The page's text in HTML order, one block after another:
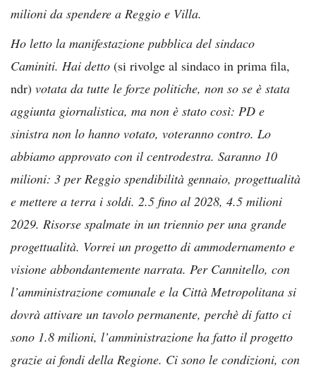
milioni da spendere a Reggio e Villa.
Ho letto la manifestazione pubblica del sindaco
Caminiti. Hai detto (si rivolge al sindaco in prima fila,
ndr) votata da tutte le forze politiche, non so se è stata
aggiunta giornalistica, ma non è stato così: PD e
sinistra non lo hanno votato, voteranno contro. Lo
abbiamo approvato con il centrodestra. Saranno 10
milioni: 3 per Reggio spendibilità gennaio, progettualità
e mettere a terra i soldi. 2.5 fino al 2028, 4.5 milioni
2029. Risorse spalmate in un triennio per una grande
progettualità. Vorrei un progetto di ammodernamento e
visione abbondantemente narrata. Per Cannitello, con
l’amministrazione comunale e la Città Metropolitana si
dovrà attivare un tavolo permanente, perchè di fatto ci
sono 1.8 milioni, l’amministrazione ha fatto il progetto
grazie ai fondi della Regione. Ci sono le condizioni, con